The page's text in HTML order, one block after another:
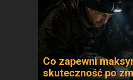
Co zapewni
skuteczność po